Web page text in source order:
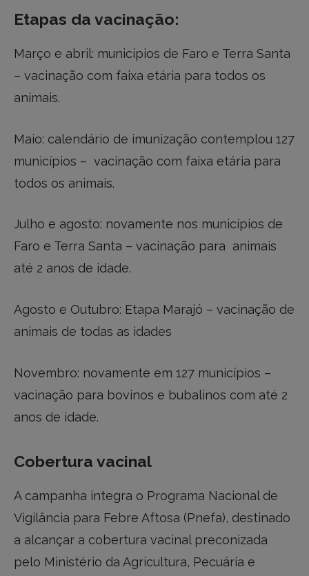
Etapas da vacinação:
Março e abril: municípios de Faro e Terra Santa
– vacinação com faixa etária para todos os
animais.
Maio: calendário de imunização contemplou 127
municípios – vacinação com faixa etária para
todos os animais.
Julho e agosto: novamente nos municípios de
Faro e Terra Santa – vacinação para animais
até 2 anos de idade.
Agosto e Outubro: Etapa Marajó – vacinação de
animais de todas as idades
Novembro: novamente em 127 municípios –
vacinação para bovinos e bubalinos com até 2
anos de idade.
Cobertura vacinal
A campanha integra o Programa Nacional de
Vigilância para Febre Aftosa (Pnefa), destinado
a alcançar a cobertura vacinal preconizada
pelo Ministério da Agricultura, Pecuária e